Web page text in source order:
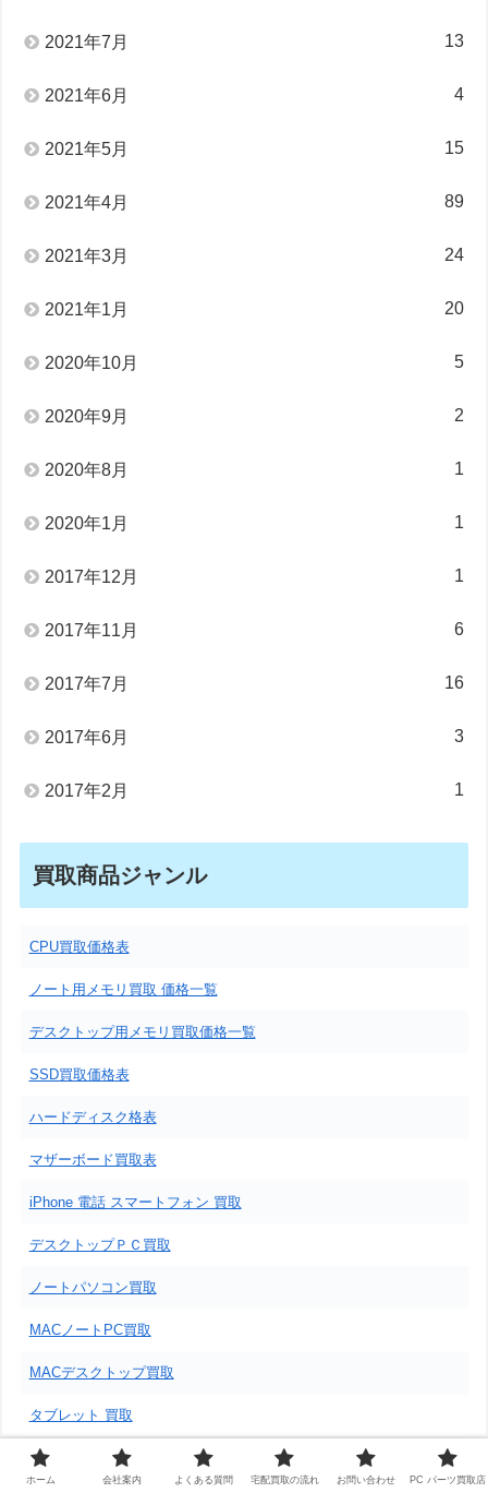
2021年7月 13
2021年6月 4
2021年5月 15
2021年4月 89
2021年3月 24
2021年1月 20
2020年10月 5
2020年9月 2
2020年8月 1
2020年1月 1
2017年12月 1
2017年11月 6
2017年7月 16
2017年6月 3
2017年2月 1
買取商品ジャンル
CPU買取価格表
ノート用メモリ買取 価格一覧
デスクトップ用メモリ買取価格一覧
SSD買取価格表
ハードディスク格表
マザーボード買取表
iPhone 電話 スマートフォン 買取
デスクトップＰＣ買取
ノートパソコン買取
MACノートPC買取
MACデスクトップ買取
タブレット 買取
ビデオカード買取表
ホーム 会社案内 よくある質問 宅配買取の流れ お問い合わせ PC パーツ買取店